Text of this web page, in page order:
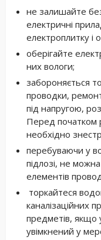
не залишайте
електричні
електроплитку і
оберігайте
них вологи;
забороняється
проводки,
під напругою,
Перед початком
необхідно
перебуваючи у
підлозі, не
елементів
торкайтеся
каналізаційних
предметів, якщо
увімкнений у